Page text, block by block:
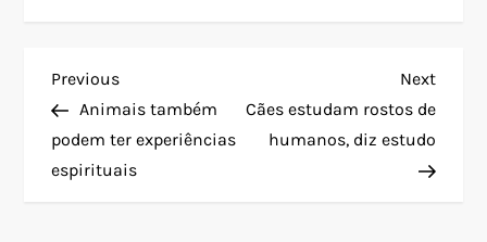
N
a
v
Previous
Post
Previous
Animais também
podem ter experiências
espirituais
Next
Post
Next
Cães estudam rostos de
humanos, diz estudo